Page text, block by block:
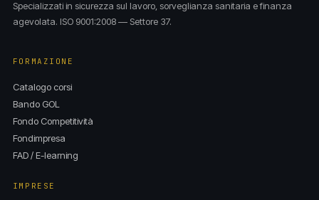
Specializzati in sicurezza sul lavoro, sorveglianza sanitaria e finanza
agevolata. ISO 9001:2008 — Settore 37.
FORMAZIONE
Catalogo corsi
Bando GOL
Fondo Competitività
Fondimpresa
FAD / E-learning
IMPRESE